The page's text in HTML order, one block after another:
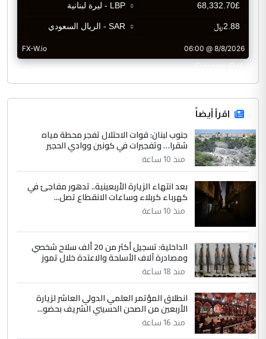
CurrencyRate
اقرأ أيضاً
جنوب لبنان: قوات الاحتلال تفجر محطة مياه
شقرا… وتفجيرات في كونين ووادي الحجير
منذ 10 ساعة
بعد انتهاء الزيارة الأربعينية.. تدهور مفاجئ في
كهرباء كربلاء وساعات الانقطاع تصل...
منذ 10 ساعة
الداخلية: تسجيل أكثر من 20 ألف سلاح شخصي
ومصادرة آلاف الأسلحة والاعتدة خلال تموز
منذ 18 ساعة
انطلاق المؤتمر العلمي الدولي العاشر لزيارة
الأربعين من الصحن الحسيني الشريف بحضو...
منذ 16 ساعة